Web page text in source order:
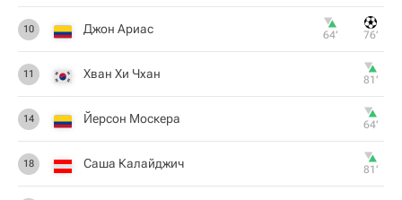
10 Джон Ариас 64‎’‎ 76‎’‎
11 Хван Хи Чхан 81‎’‎
14 Йерсон Москера 64‎’‎
18 Саша Калайджич 81‎’‎